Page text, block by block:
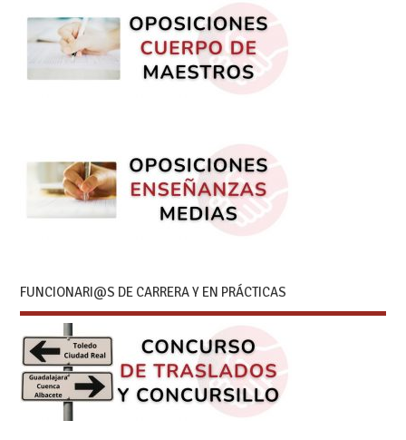
FUNCIONARI@S DE CARRERA Y EN PRÁCTICAS